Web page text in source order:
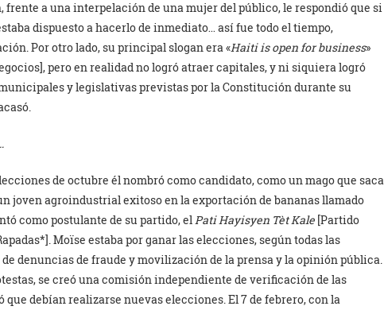
frente a una interpelación de una mujer del público, le respondió que si
dispuesto a hacerlo de inmediato… así fue todo el tiempo,
Por otro lado, su principal slogan era «Haiti is open for business»
pero en realidad no logró atraer capitales, y ni siquiera logró
y legislativas previstas por la Constitución durante su
de octubre él nombró como candidato, como un mago que saca
joven agroindustrial exitoso en la exportación de bananas llamado
como postulante de su partido, el Pati Hayisyen Tèt Kale [Partido
Moïse estaba por ganar las elecciones, según todas las
denuncias de fraude y movilización de la prensa y la opinión pública.
se creó una comisión independiente de verificación de las
debían realizarse nuevas elecciones. El 7 de febrero, con la